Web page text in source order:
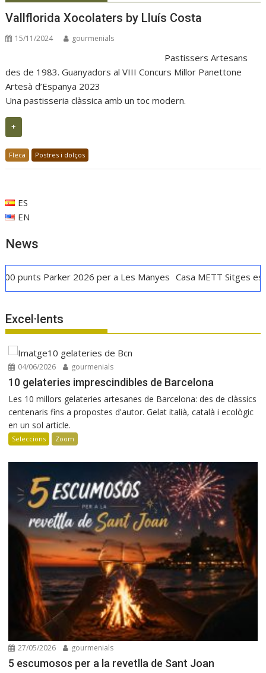
Vallflorida Xocolaters by Lluís Costa
15/11/2024 gourmenials
Pastissers Artesans
des de 1983. Guanyadors al VIII Concurs Millor Panettone
Artesà d’Espanya 2023
Una pastisseria clàssica amb un toc modern.
+
Fleca Postres i dolços
ES
EN
News
Parker 2026 per a Les Manyes Casa METT Sitges estrena
Excel·lents
04/06/2026 gourmenials
10 gelateries imprescindibles de Barcelona
Les 10 millors gelateries artesanes de Barcelona: des de clàssics
centenaris fins a propostes d'autor. Gelat italià, català i ecològic
en un sol article.
Seleccions Zoom
27/05/2026 gourmenials
5 escumosos per a la revetlla de Sant Joan